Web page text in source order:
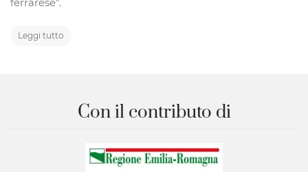
Leggi tutto
Con il contributo di